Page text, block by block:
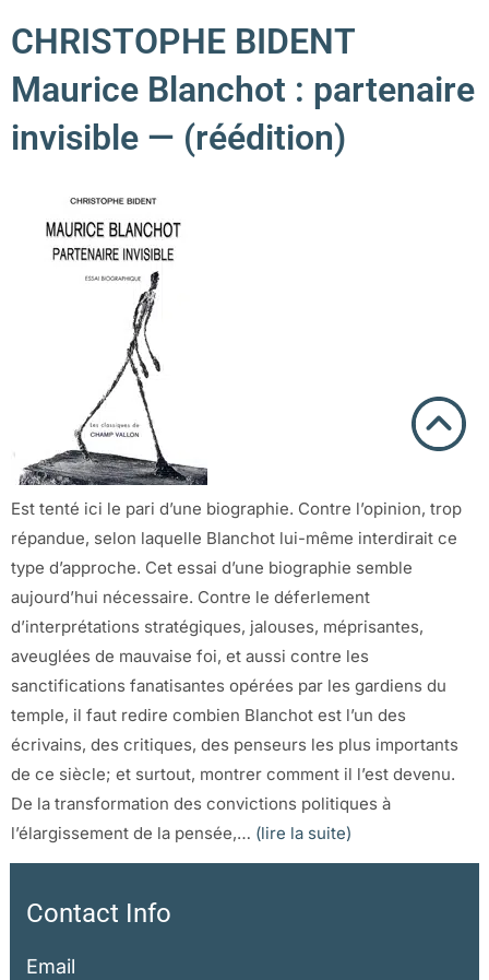
CHRISTOPHE BIDENT
Maurice Blanchot : partenaire
invisible — (réédition)
Est tenté ici le pari d’une biographie. Contre l’opinion, trop
répandue, selon laquelle Blanchot lui-même interdirait ce
type d’approche. Cet essai d’une biographie semble
aujourd’hui nécessaire. Contre le déferlement
d’interprétations stratégiques, jalouses, méprisantes,
aveuglées de mauvaise foi, et aussi contre les
sanctifications fanatisantes opérées par les gardiens du
temple, il faut redire combien Blanchot est l’un des
écrivains, des critiques, des penseurs les plus importants
de ce siècle; et surtout, montrer comment il l’est devenu.
De la transformation des convictions politiques à
l’élargissement de la pensée,… (lire la suite)
Contact Info
Email